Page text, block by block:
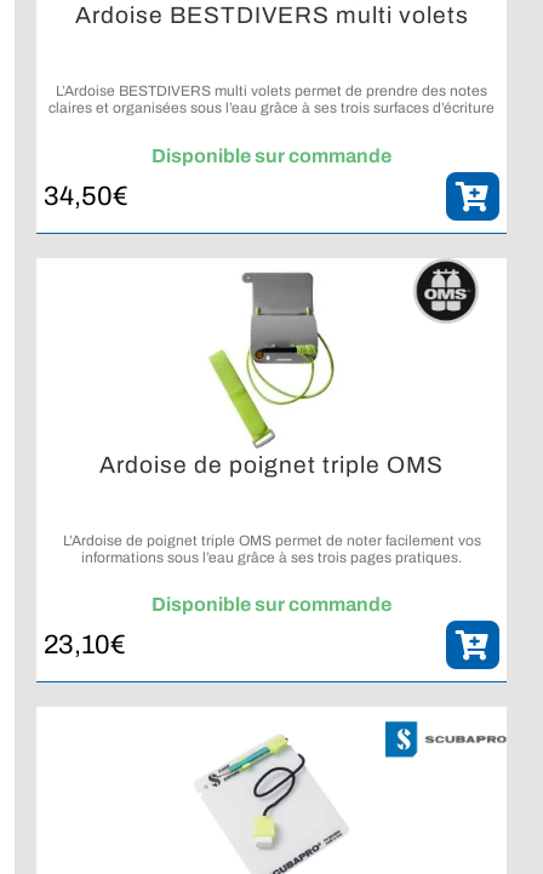
Ardoise BESTDIVERS multi volets
L’Ardoise BESTDIVERS multi volets permet de prendre des notes
claires et organisées sous l’eau grâce à ses trois surfaces d’écriture
Disponible sur commande
34,50€
Ardoise de poignet triple OMS
L’Ardoise de poignet triple OMS permet de noter facilement vos
informations sous l’eau grâce à ses trois pages pratiques.
Disponible sur commande
23,10€